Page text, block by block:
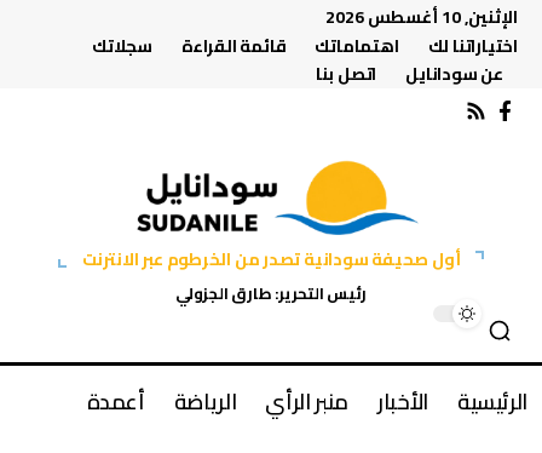
الإثنين, 10 أغسطس 2026
اختياراتنا لك
اهتماماتك قائمة القراءة
سجلاتك
عن سودانايل
اتصل بنا
أول صحيفة سودانية تصدر من الخرطوم عبر الانترنت
رئيس التحرير: طارق الجزولي
الرئيسية الأخبار منبر الرأي الرياضة
أعمدة